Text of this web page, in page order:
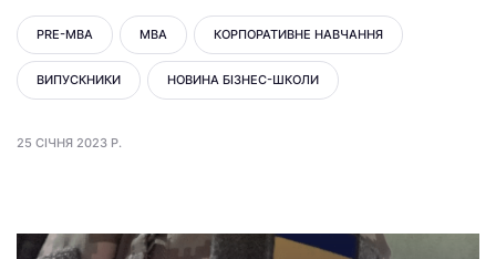
PRE-MBA MBA КОРПОРАТИВНЕ НАВЧАННЯ
ВИПУСКНИКИ НОВИНА БІЗНЕС-ШКОЛИ
25 СІЧНЯ 2023 Р.